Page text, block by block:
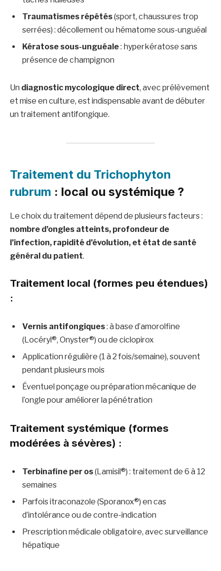
Traumatismes répétés(sport, chaussures trop
serrées) : décollement ou hématome sous-unguéal
Kératose sous-unguéale: hyperkératose sans
présence de champignon
Un diagnostic mycologique direct, avec prélèvement
et mise en culture, est indispensable avant de débuter
un traitement antifongique.
Traitement du Trichophyton
rubrum : local ou systémique ?
Le choix du traitement dépend de plusieurs facteurs :
nombre d’ongles atteints, profondeur de
l’infection, rapidité d’évolution, et état de santé
général du patient.
Traitement local (formes peu étendues)
:
Vernis antifongiques: à base d’amorolfine
(Locéryl®, Onyster®) ou de ciclopirox
Application régulière (1 à 2 fois/semaine), souvent
pendant plusieurs mois
Éventuel ponçage ou préparation mécanique de
l’ongle pour améliorer la pénétration
Traitement systémique (formes
modérées à sévères) :
Terbinafine per os(Lamisil®) : traitement de 6 à 12
semaines
Parfois itraconazole (Sporanox®) en cas
d’intolérance ou de contre-indication
Prescription médicale obligatoire, avec surveillance
hépatique